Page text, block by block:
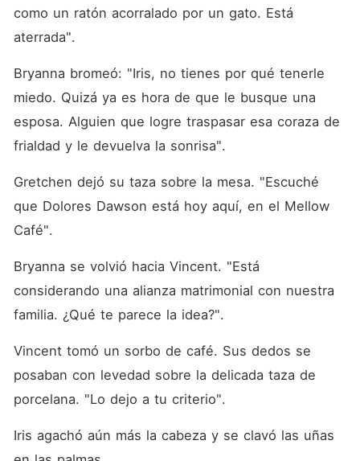
como un ratón acorralado por un gato. Está
aterrada".
Bryanna bromeó: "Iris, no tienes por qué tenerle
miedo. Quizá ya es hora de que le busque una
esposa. Alguien que logre traspasar esa coraza de
frialdad y le devuelva la sonrisa".
Gretchen dejó su taza sobre la mesa. "Escuché
que Dolores Dawson está hoy aquí, en el Mellow
Café".
Bryanna se volvió hacia Vincent. "Está
considerando una alianza matrimonial con nuestra
familia. ¿Qué te parece la idea?".
Vincent tomó un sorbo de café. Sus dedos se
posaban con levedad sobre la delicada taza de
porcelana. "Lo dejo a tu criterio".
Iris agachó aún más la cabeza y se clavó las uñas